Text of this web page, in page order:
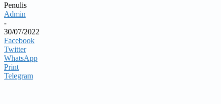
Penulis
Admin
-
30/07/2022
Facebook
Twitter
WhatsApp
Print
Telegram